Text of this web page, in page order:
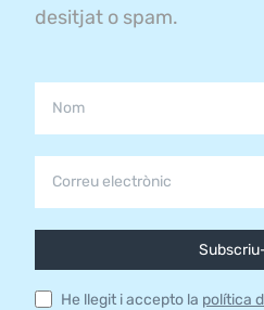
desitjat o spam.
He llegit i accepto la política